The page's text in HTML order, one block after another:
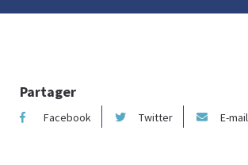
Partager
Facebook Twitter E-mail